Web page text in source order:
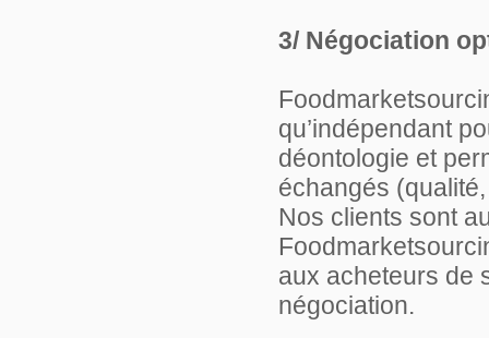
3/ Négociation
qu’indépendant
déontologie et
échangés
Nos clients sont
aux acheteurs de
négociation.